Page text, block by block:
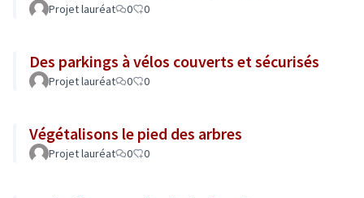
Projet lauréat 0 0
Des parkings à vélos couverts et sécurisés
Projet lauréat 0 0
Végétalisons le pied des arbres
Projet lauréat 0 0